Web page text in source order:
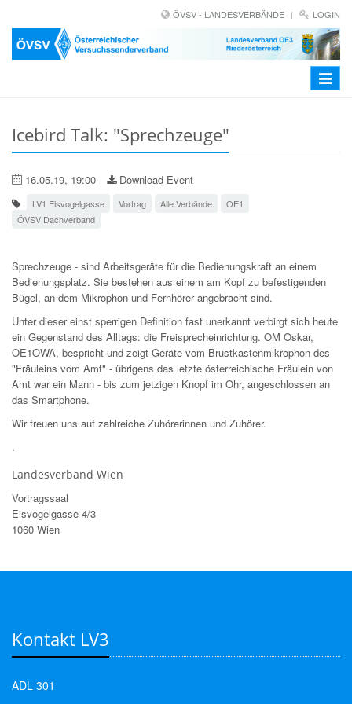
ÖVSV - LANDESVERBÄNDE LOGIN
Toggle
Icebird Talk: "Sprechzeuge"
16.05.19, 19:00 Download Event
LV1 Eisvogelgasse Vortrag Alle Verbände
OE1
ÖVSV Dachverband
Sprechzeuge - sind Arbeitsgeräte für die Bedienungskraft an einem
Bedienungsplatz. Sie bestehen aus einem am Kopf zu befestigenden
Bügel, an dem Mikrophon und Fernhörer angebracht sind.
Unter dieser einst sperrigen Definition fast unerkannt verbirgt sich heute
ein Gegenstand des Alltags: die Freisprecheinrichtung. OM Oskar,
OE1OWA, bespricht und zeigt Geräte vom Brustkastenmikrophon des
"Fräuleins vom Amt" - übrigens das letzte österreichische Fräulein von
Amt war ein Mann - bis zum jetzigen Knopf im Ohr, angeschlossen an
das Smartphone.
Wir freuen uns auf zahlreiche Zuhörerinnen und Zuhörer.
.
Landesverband Wien
Vortragssaal
Eisvogelgasse 4/3
1060 Wien
Kontakt LV3
ADL 301